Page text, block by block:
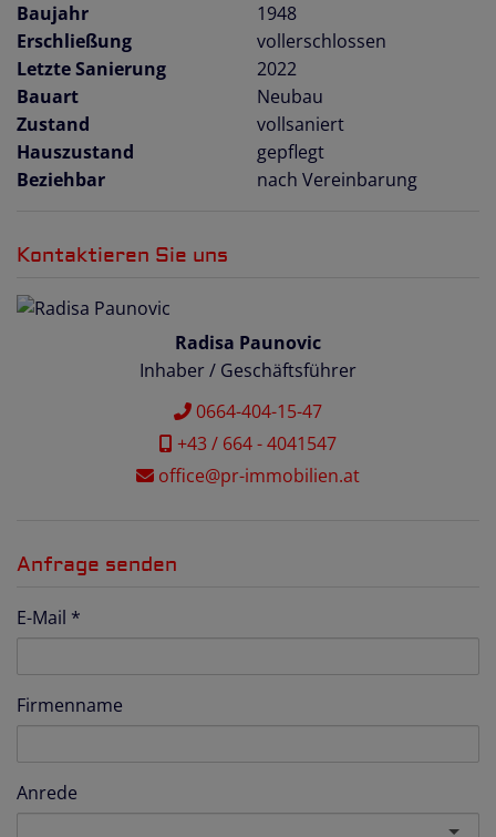
Baujahr
1948
Erschließung
vollerschlossen
Letzte Sanierung
2022
Bauart
Neubau
Zustand
vollsaniert
Hauszustand
gepflegt
Beziehbar
nach Vereinbarung
Kontaktieren Sie uns
Radisa Paunovic
Inhaber / Geschäftsführer
0664-404-15-47
+43 / 664 - 4041547
office@pr-immobilien.at
Anfrage senden
E-Mail
Firmenname
Anrede